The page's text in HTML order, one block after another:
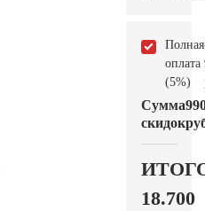
Полная
оплата
(5%)
Сумма
скидок
18.700